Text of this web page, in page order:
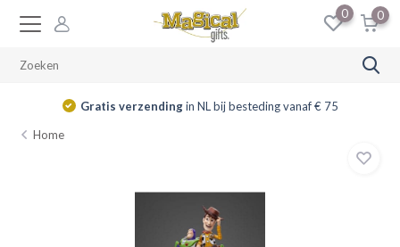
0 0
Gratis verzendingin NL bij besteding vanaf € 75
Home